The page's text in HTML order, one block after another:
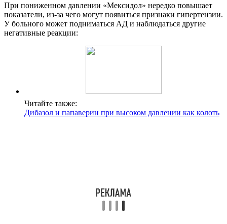
При пониженном давлении «Мексидол» нередко повышает
показатели, из-за чего могут появиться признаки гипертензии.
У больного может подниматься АД и наблюдаться другие
негативные реакции:
Читайте также:
Дибазол и папаверин при высоком давлении как колоть